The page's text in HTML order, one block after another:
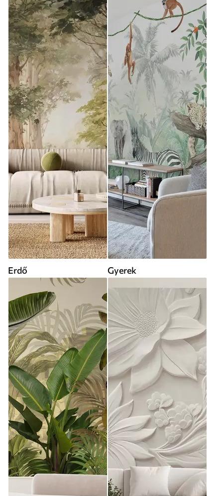
Erdő Gyerek